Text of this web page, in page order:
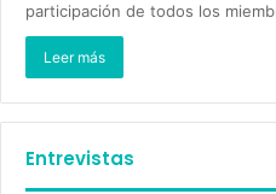
participación de todos los
Leer más
Entrevistas